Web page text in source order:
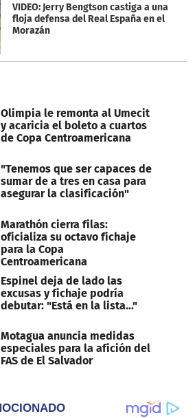
VIDEO: Jerry Bengtson castiga a una
floja defensa del Real España en el
Morazán
Olimpia le remonta al Umecit
y acaricia el boleto a cuartos
de Copa Centroamericana
"Tenemos que ser capaces de
sumar de a tres en casa para
asegurar la clasificación"
Marathón cierra filas:
oficializa su octavo fichaje
para la Copa
Centroamericana
Espinel deja de lado las
excusas y fichaje podría
debutar: "Está en la lista..."
Motagua anuncia medidas
especiales para la afición del
FAS de El Salvador